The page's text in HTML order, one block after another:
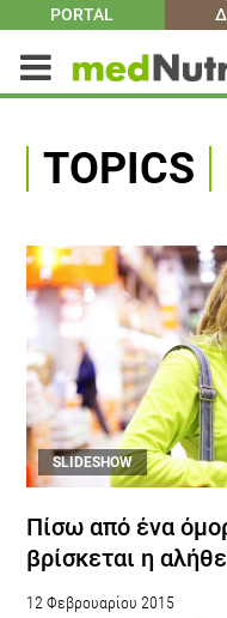
PORTAL
TOPICS
SLIDESHOW
Πίσω από ένα
βρίσκεται η
12 Φεβρουαρίου 2015